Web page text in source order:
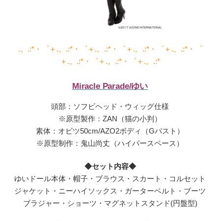
.。.:*・゜＋.。.:*・゜＋.。.:*・゜＋.。.:*・゜＋.。.:*・゜
＋.。.:*・゜＋.。.:*・゜＋.。.:*
Miracle Parade/ゆい
頭部：ソフビヘッド・ウィッグ仕様
※原型製作：ZAN（猫の小判）
素体：オビツ50cm/AZO2ボディ（Gバスト）
※原型制作：鬼山尚丈（ハイパースペース）
◆セット内容◆
ゆいドール本体・帽子・ブラウス・スカート・コルセット
ジャケット・ニーハイソックス・ガーターベルト・ブーツ
ブラジャー・ショーツ・マグネットスタンド(円盤型)